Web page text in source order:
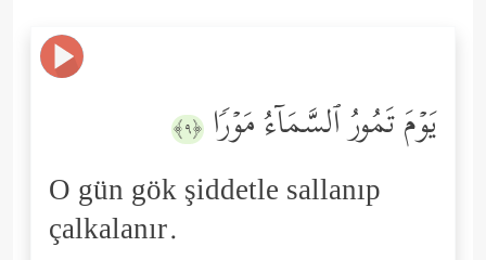
یَوۡمَ تَمُورُ ٱلسَّمَاۤءُ مَوۡرࣰا ﴿٩﴾
O gün gök şiddetle sallanıp
çalkalanır.